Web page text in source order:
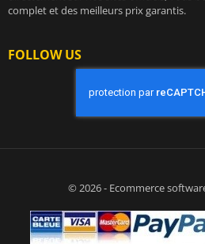
complet et des meilleurs prix garantis.
FOLLOW US
© 2026 - Ecommerce